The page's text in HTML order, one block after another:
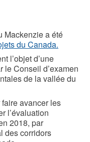
Mackenzie a été
du Canada.
l’objet d’une
Conseil d’examen
de la vallée du
avancer les
l’évaluation
2018, par
des corridors